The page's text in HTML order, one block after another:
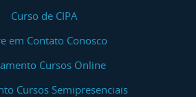
Curso de CIPA
em Contato Conosco
Cursos Online
Cursos Semipresenciais